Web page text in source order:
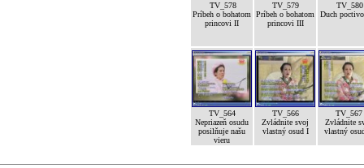
TV_578
Príbeh o bohatom
princovi II
TV_579
Príbeh o bohatom
princovi III
TV_580
Duch
TV_564
Nepriazeň osudu
posilňuje našu
vieru
TV_566
Zvládnite svoj
vlastný osud I
TV_567
Zvládnite
vlastný